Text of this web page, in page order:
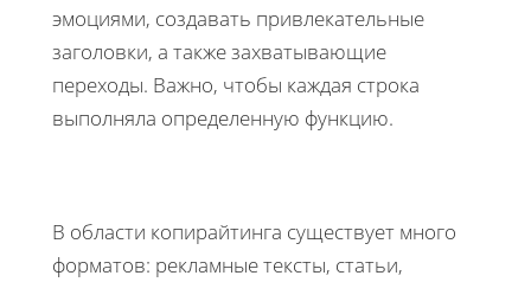
эмоциями, создавать привлекательные
заголовки, а также захватывающие
переходы. Важно, чтобы каждая строка
выполняла определенную функцию.
В области копирайтинга существует много
форматов: рекламные тексты, статьи,